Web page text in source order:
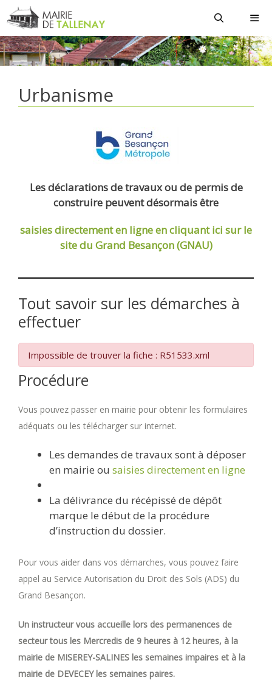
Aller
au
contenu
Urbanisme
Les déclarations de travaux ou de permis de
construire peuvent désormais être
saisies directement en ligneen cliquant ici sur le
site du Grand Besançon (GNAU)
Tout savoir sur les démarches à
effectuer
Impossible de trouver la fiche : R51533.xml
Procédure
Vous pouvez passer en mairie pour obtenir les formulaires
adéquats ou les télécharger sur internet.
Les demandes de travaux sont à déposer
en mairie ou saisies directement en ligne
La délivrance du récépissé de dépôt
marque le début de la procédure
d’instruction du dossier.
Pour vous aider dans vos démarches, vous pouvez faire
appel au Service Autorisation du Droit des Sols (ADS) du
Grand Besançon.
Un instructeur vous accueille lors des permanences de
secteur tous les Mercredis de 9 heures à 12 heures, à la
mairie de MISEREY-SALINES les semaines impaires et à la
mairie de DEVECEY les semaines paires.